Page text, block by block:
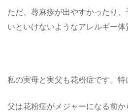
ただ、蕁麻疹が出やすかったり
いといけないようなアレルギー体
私の実母と実父も花粉症です。特
父は花粉症がメジャーになる前